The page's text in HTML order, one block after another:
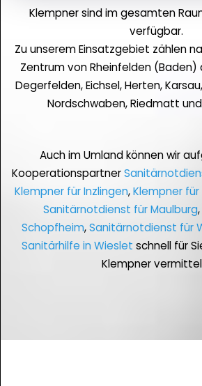
Klempner sind im gesamten
verfügbar.
Zu unserem Einsatzgebiet zählen
Zentrum von Rheinfelden (Baden)
Degerfelden, Eichsel, Herten,
Nordschwaben, Riedmatt
Auch im Umland können wir
Kooperationspartner
Klempner für Inzlingen,Klempner
Sanitärnotdienst für Maulburg,
Schopfheim,Sanitärnotdienst für
Sanitärhilfe in Wieslet schnell für
Klempner